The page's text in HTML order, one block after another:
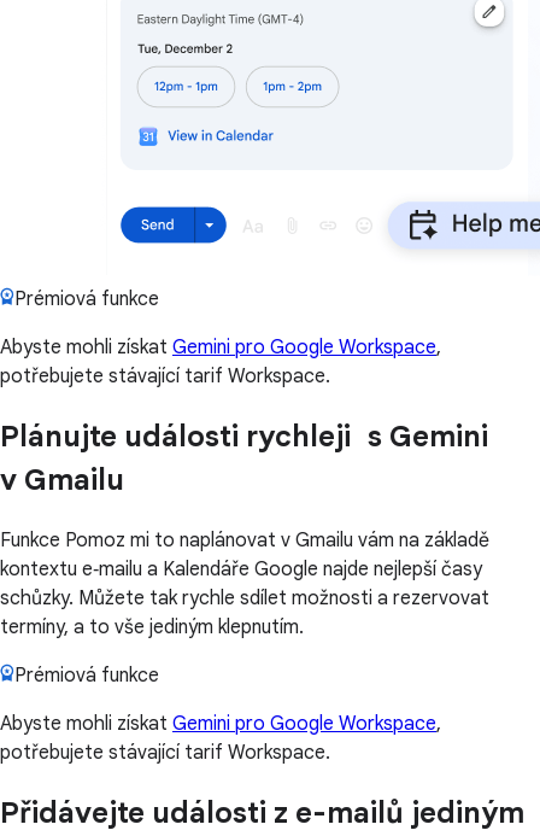
Prémiová funkce
Abyste mohli získat Gemini pro Google Workspace,
potřebujete stávající tarif Workspace.
Plánujte události rychleji s Gemini
v Gmailu
Funkce Pomoz mi to naplánovat v Gmailu vám na základě
kontextu e‑mailu a Kalendáře Google najde nejlepší časy
schůzky. Můžete tak rychle sdílet možnosti a rezervovat
termíny, a to vše jediným klepnutím.
Prémiová funkce
Abyste mohli získat Gemini pro Google Workspace,
potřebujete stávající tarif Workspace.
Přidávejte události z e-mailů jediným